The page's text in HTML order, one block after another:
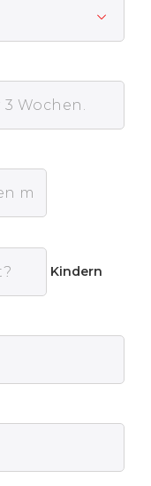
Kindern